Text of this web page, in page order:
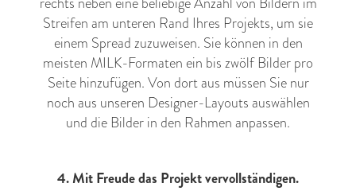
Streifen am unteren Rand Ihres Projekts, um sie
einem Spread zuzuweisen. Sie können in den
meisten MILK-Formaten ein bis zwölf Bilder pro
Seite hinzufügen. Von dort aus müssen Sie nur
noch aus unseren Designer-Layouts auswählen
und die Bilder in den Rahmen anpassen.
4. Mit Freude das Projekt vervollständigen.